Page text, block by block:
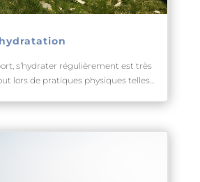
s’hydrater régulièrement est très
lors de pratiques physiques telles...